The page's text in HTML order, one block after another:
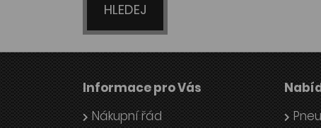
HLEDEJ
Informace pro Vás
Nákupní řád